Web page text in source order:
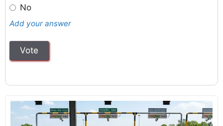
No
Add your answer